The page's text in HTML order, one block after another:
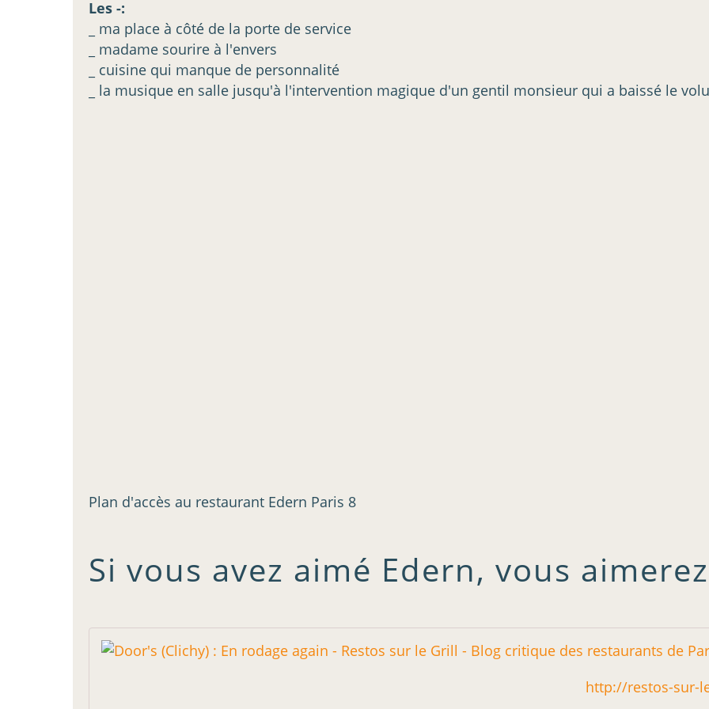
Les -:
_ ma place à côté de la porte de service
_ madame sourire à l'envers
_ cuisine qui manque de personnalité
_ la musique en salle jusqu'à l'intervention magique d'un gentil monsieur qui a baissé le
Plan d'accès au restaurant Edern Paris 8
Si vous avez aimé Edern, vous
http://restos-sur-